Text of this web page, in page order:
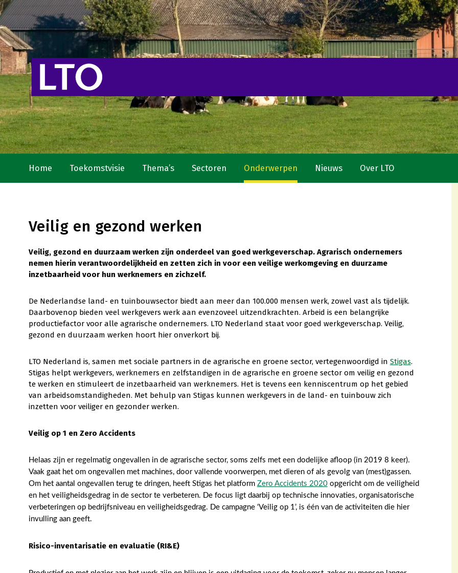
Home Toekomstvisie Thema’s Sectoren Onderwerpen Nieuws Over LTO
Veilig en gezond werken
Veilig, gezond en duurzaam werken zijn onderdeel van goed werkgeverschap. Agrarisch ondernemers
nemen hierin verantwoordelijkheid en zetten zich in voor een veilige werkomgeving en duurzame
inzetbaarheid voor hun werknemers en zichzelf.
De Nederlandse land- en tuinbouwsector biedt aan meer dan 100.000 mensen werk, zowel vast als tijdelijk.
Daarbovenop bieden veel werkgevers werk aan evenzoveel uitzendkrachten. Arbeid is een belangrijke
productiefactor voor alle agrarische ondernemers. LTO Nederland staat voor goed werkgeverschap. Veilig,
gezond en duurzaam werken hoort hier onverkort bij.
LTO Nederland is, samen met sociale partners in de agrarische en groene sector, vertegenwoordigd in Stigas.
Stigas helpt werkgevers, werknemers en zelfstandigen in de agrarische en groene sector om veilig en gezond
te werken en stimuleert de inzetbaarheid van werknemers. Het is tevens een kenniscentrum op het gebied
van arbeidsomstandigheden. Met behulp van Stigas kunnen werkgevers in de land- en tuinbouw zich
inzetten voor veiliger en gezonder werken.
Veilig op 1 en Zero Accidents
Helaas zijn er regelmatig ongevallen in de agrarische sector, soms zelfs met een dodelijke afloop (in 2019 8 keer).
Vaak gaat het om ongevallen met machines, door vallende voorwerpen, met dieren of als gevolg van (mest)gassen.
Om het aantal ongevallen terug te dringen, heeft Stigas het platform Zero Accidents 2020opgericht om de veiligheid
en het veiligheidsgedrag in de sector te verbeteren. De focus ligt daarbij op technische innovaties, organisatorische
verbeteringen op bedrijfsniveau en veiligheidsgedrag. De campagne ‘Veilig op 1’, is één van de activiteiten die hier
invulling aan geeft.
Risico-inventarisatie en evaluatie (RI&E)